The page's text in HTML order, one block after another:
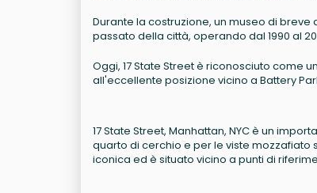
Durante la costruzione, un museo di
passato della città, operando dal 1990 al
Oggi, 17 State Street è riconosciuto come
all'eccellente posizione vicino a Battery
17 State Street, Manhattan, NYC è un
quarto di cerchio e per le viste mozzafiato
iconica ed è situato vicino a punti di